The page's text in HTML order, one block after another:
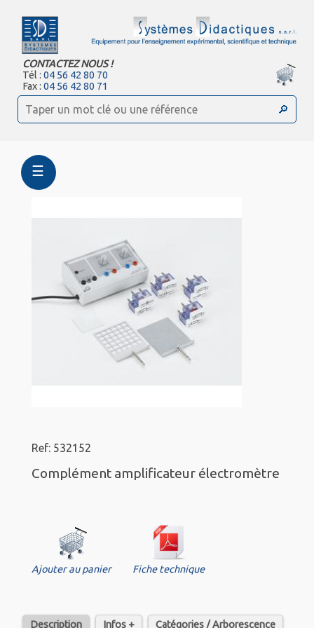
CONTACTEZ NOUS !
Tél :04 56 42 80 70
Fax :04 56 42 80 71
☰
Ref: 532152
Complément amplificateur électromètre
Ajouter au panier Fiche technique
Description Infos + Catégories / Arborescence